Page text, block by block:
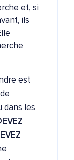
et, si
ils
est
dans les